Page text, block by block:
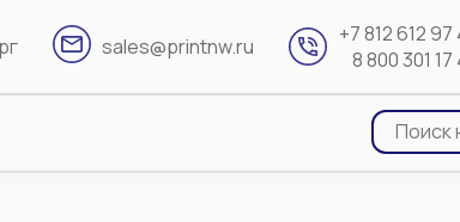
sales@printnw.ru
+7 812 612 97
8 800 301 17